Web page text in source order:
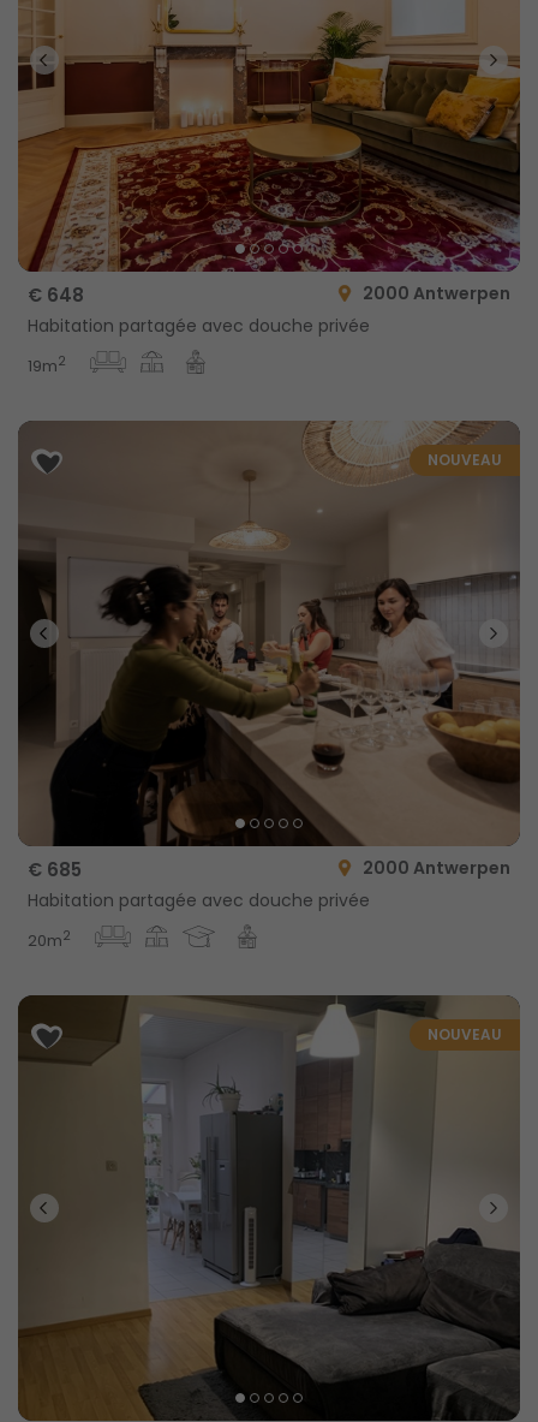
€ 648
2000 Antwerpen
Habitation partagée avec douche privée
19m2
NOUVEAU
€ 685
2000 Antwerpen
Habitation partagée avec douche privée
20m2
NOUVEAU